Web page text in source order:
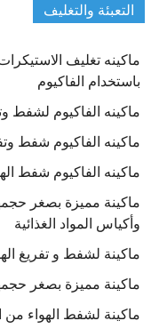
التعبئة والتغليف
ماكينه تغليف
باستخدام الفاكيوم
ماكينه الفاكيوم لشفط
ماكينه الفاكيوم شفط
ماكينه الفاكيوم شفط
ماكينة مميزة بصغر
وأكياس المواد الغذائية
ماكينة لشفط و تفريغ
ماكينة مميزة بصغر
ماكينة لشفط الهواء من